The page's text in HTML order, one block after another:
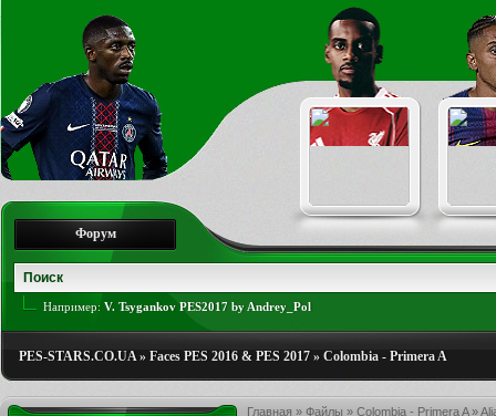
Форум
Например: V. Tsygankov PES2017 by Andrey_Pol
PES-STARS.CO.UA» Faces PES 2016 & PES 2017 » Colombia - Primera A
Главная » Файлы » Colombia - Primera A»